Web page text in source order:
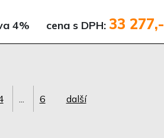
4% cena s DPH: 33 277,-
... 6 další